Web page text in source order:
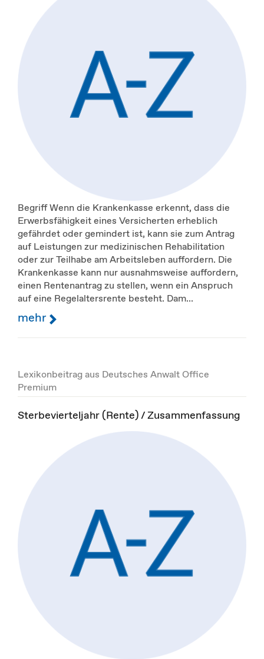
Begriff Wenn die Krankenkasse erkennt, dass die
Erwerbsfähigkeit eines Versicherten erheblich
gefährdet oder gemindert ist, kann sie zum Antrag
auf Leistungen zur medizinischen Rehabilitation
oder zur Teilhabe am Arbeitsleben auffordern. Die
Krankenkasse kann nur ausnahmsweise auffordern,
einen Rentenantrag zu stellen, wenn ein Anspruch
auf eine Regelaltersrente besteht. Dam...
mehr
Lexikonbeitrag aus Deutsches Anwalt Office
Premium
Sterbevierteljahr (Rente) / Zusammenfassung